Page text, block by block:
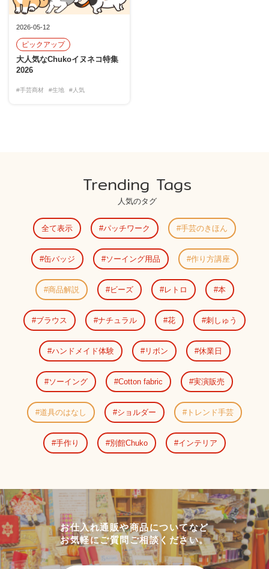
2026-05-12
ピックアップ
大人気なChukoイヌネコ特集
2026
#手芸商材 #生地 #人気
Trending Tags
人気のタグ
全て表示 パッチワーク 手芸のきほん
缶バッジ ソーイング用品 作り方講座
商品解説 ビーズ レトロ 本
ブラウス ナチュラル 花 刺しゅう
ハンドメイド体験 リボン 休業日
ソーイング Cotton fabric 実演販売
道具のはなし ショルダー トレンド手芸
手作り 別館Chuko インテリア
お仕入れ通販や商品についてなど
お気軽にご質問ご相談ください。